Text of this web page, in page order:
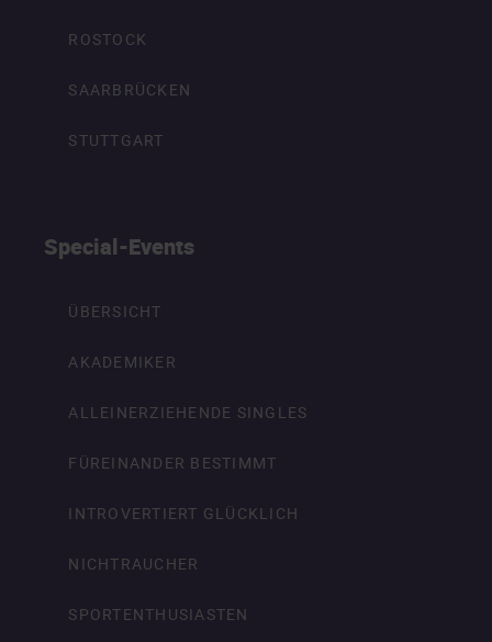
ROSTOCK
SAARBRÜCKEN
STUTTGART
Special-Events
ÜBERSICHT
AKADEMIKER
ALLEINERZIEHENDE SINGLES
FÜREINANDER BESTIMMT
INTROVERTIERT GLÜCKLICH
NICHTRAUCHER
SPORTENTHUSIASTEN